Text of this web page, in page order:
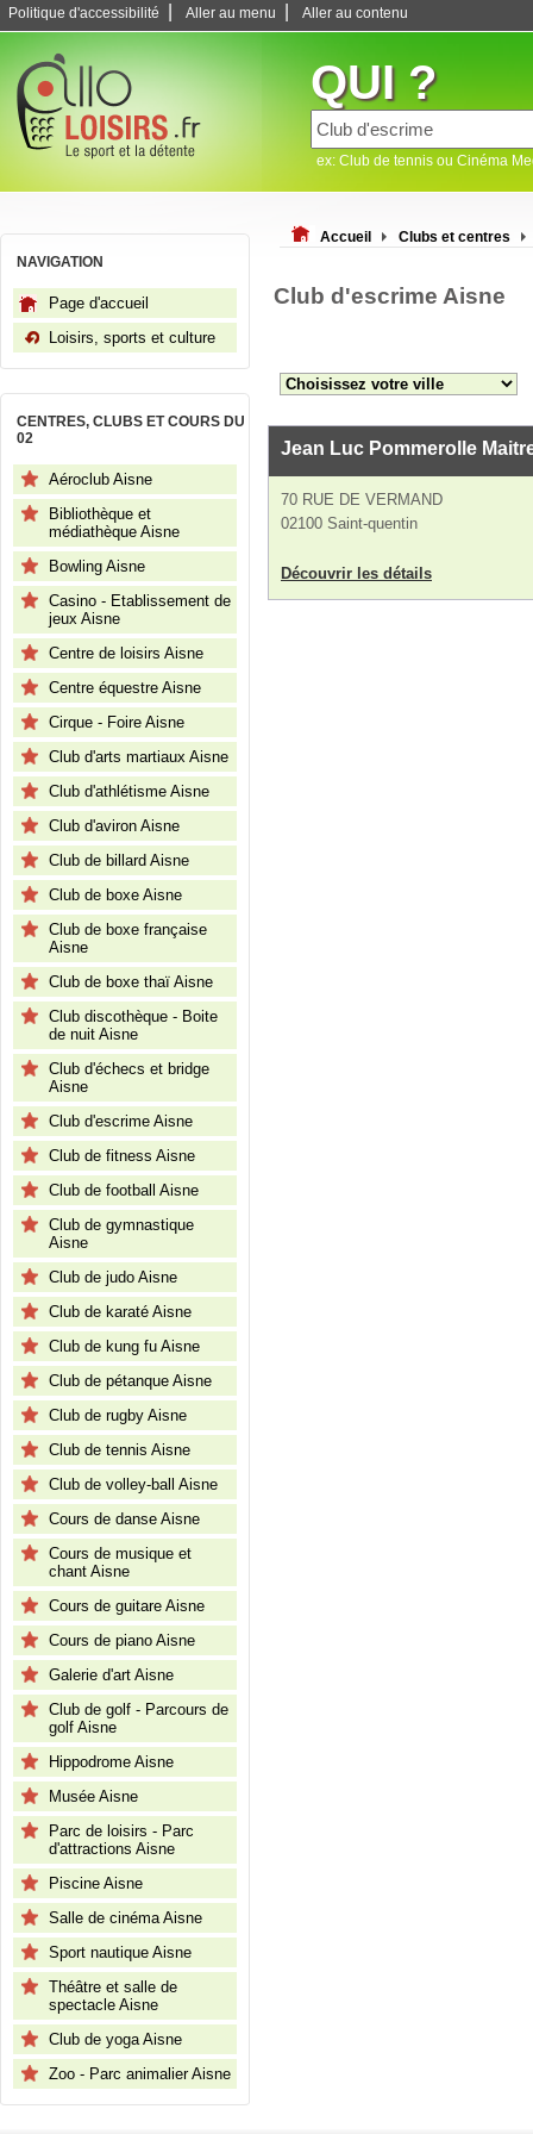
Politique d'accessibilité Aller au menu Aller au contenu
QUI ?
ex: Club de tennis ou Cinéma
NAVIGATION
Page d'accueil
Loisirs, sports et culture
CENTRES, CLUBS ET COURS DU
02
Aéroclub Aisne
Bibliothèque et
médiathèque Aisne
Bowling Aisne
Casino - Etablissement de
jeux Aisne
Centre de loisirs Aisne
Centre équestre Aisne
Cirque - Foire Aisne
Club d'arts martiaux Aisne
Club d'athlétisme Aisne
Club d'aviron Aisne
Club de billard Aisne
Club de boxe Aisne
Club de boxe française
Aisne
Club de boxe thaï Aisne
Club discothèque - Boite
de nuit Aisne
Club d'échecs et bridge
Aisne
Club d'escrime Aisne
Club de fitness Aisne
Club de football Aisne
Club de gymnastique
Aisne
Club de judo Aisne
Club de karaté Aisne
Club de kung fu Aisne
Club de pétanque Aisne
Club de rugby Aisne
Club de tennis Aisne
Club de volley-ball Aisne
Cours de danse Aisne
Cours de musique et
chant Aisne
Cours de guitare Aisne
Cours de piano Aisne
Galerie d'art Aisne
Club de golf - Parcours de
golf Aisne
Hippodrome Aisne
Musée Aisne
Parc de loisirs - Parc
d'attractions Aisne
Piscine Aisne
Salle de cinéma Aisne
Sport nautique Aisne
Théâtre et salle de
spectacle Aisne
Club de yoga Aisne
Zoo - Parc animalier Aisne
Accueil Clubs et centres
Club d'escrime Aisne
Jean Luc Pommerolle
70 RUE DE VERMAND
02100 Saint-quentin
Découvrir les détails